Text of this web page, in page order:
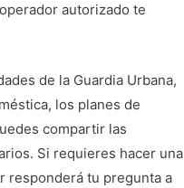
autorizado te
de la Guardia Urbana,
los planes de
compartir las
Si requieres hacer una
responderá tu pregunta a